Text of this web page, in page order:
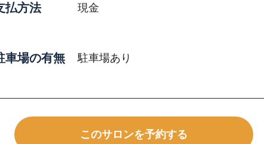
払方法 現金
車場の有無 駐車場あり
このサロンを予約する